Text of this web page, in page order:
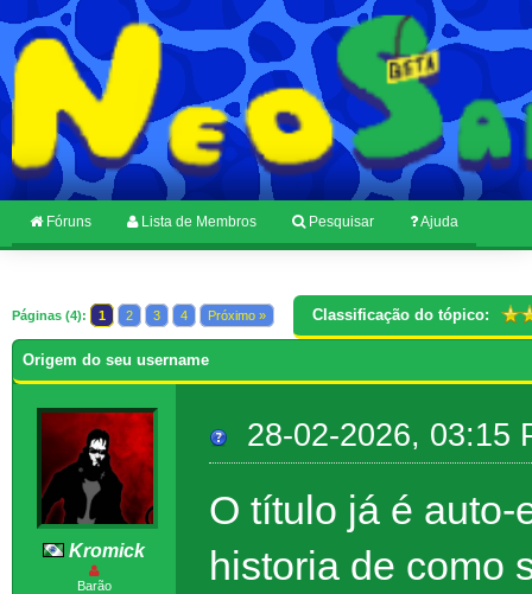
Fóruns Lista de Membros Pesquisar Ajuda
Páginas (4): 1 2 3 4 Próximo » Classificação do tópico:
Origem do seu username
Kromick
Barão
28-02-2026, 03:15
O título já é
historia de como